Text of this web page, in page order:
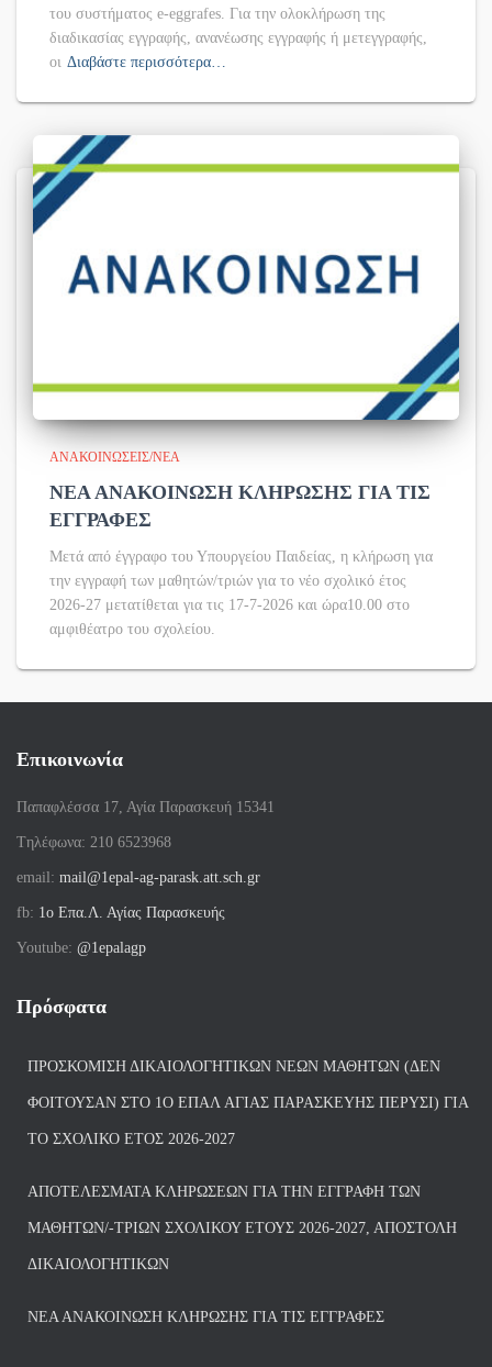
του συστήματος e-eggrafes. Για την ολοκλήρωση της
διαδικασίας εγγραφής, ανανέωσης εγγραφής ή μετεγγραφής,
οι Διαβάστε περισσότερα…
ΑΝΑΚΟΙΝΏΣΕΙΣ/ΝΈΑ
ΝΕΑ ΑΝΑΚΟΙΝΩΣΗ ΚΛΗΡΩΣΗΣ ΓΙΑ ΤΙΣ
ΕΓΓΡΑΦΕΣ
Μετά από έγγραφο του Υπουργείου Παιδείας, η κλήρωση για
την εγγραφή των μαθητών/τριών για το νέο σχολικό έτος
2026-27 μετατίθεται για τις 17-7-2026 και ώρα10.00 στο
αμφιθέατρο του σχολείου.
Επικοινωνία
Παπαφλέσσα 17, Αγία Παρασκευή 15341
Tηλέφωνα: 210 6523968
email: mail@1epal-ag-parask.att.sch.gr
fb: 1ο Επα.Λ. Αγίας Παρασκευής
Youtube: @1epalagp
Πρόσφατα
ΠΡΟΣΚΌΜΙΣΗ ΔΙΚΑΙΟΛΟΓΗΤΙΚΏΝ ΝΈΩΝ ΜΑΘΗΤΏΝ (ΔΕΝ
ΦΟΙΤΟΎΣΑΝ ΣΤΟ 1Ο ΕΠΑΛ ΑΓΙΑΣ ΠΑΡΑΣΚΕΥΗΣ ΠΈΡΥΣΙ) ΓΙΑ
ΤΟ ΣΧΟΛΙΚΌ ΈΤΟΣ 2026-2027
ΑΠΟΤΕΛΈΣΜΑΤΑ ΚΛΗΡΏΣΕΩΝ ΓΙΑ ΤΗΝ ΕΓΓΡΑΦΉ ΤΩΝ
ΜΑΘΗΤΏΝ/-ΤΡΙΏΝ ΣΧΟΛΙΚΟΎ ΈΤΟΥΣ 2026-2027, ΑΠΟΣΤΟΛΉ
ΔΙΚΑΙΟΛΟΓΗΤΙΚΏΝ
ΝΕΑ ΑΝΑΚΟΙΝΩΣΗ ΚΛΗΡΩΣΗΣ ΓΙΑ ΤΙΣ ΕΓΓΡΑΦΕΣ